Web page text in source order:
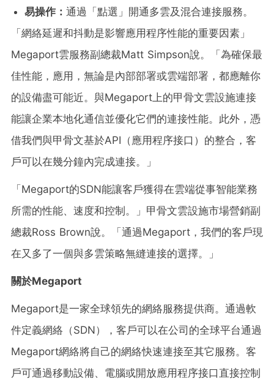
易操作： 通過「點選」開通多雲及混合連接服務。
「網絡延遲和抖動是影響應用程序性能的重要因素」
Megaport雲服務副總裁Matt Simpson說。「為確保最
佳性能，應用，無論是內部部署或雲端部署，都應離你
的設備盡可能近。與Megaport上的甲骨文雲設施連接
能讓企業本地化通信並優化它們的連接性能。此外，憑
借我們與甲骨文基於API（應用程序接口）的整合，客
戶可以在幾分鐘內完成連接。」
「Megaport的SDN能讓客戶獲得在雲端從事智能業務
所需的性能、速度和控制。」甲骨文雲設施市場營銷副
總裁Ross Brown說。「通過Megaport，我們的客戶現
在又多了一個與多雲策略無縫連接的選擇。」
關於Megaport
Megaport是一家全球領先的網絡服務提供商。通過軟
件定義網絡（SDN），客戶可以在公司的全球平台通過
Megaport網絡將自己的網絡快速連接至其它服務。客
戶可通過移動設備、電腦或開放應用程序接口直接控制